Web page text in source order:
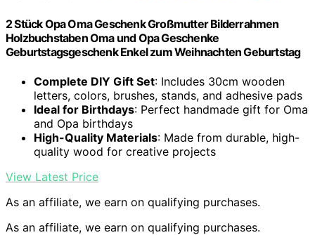
2 Stück Opa Oma Geschenk Großmutter Bilderrahmen
Holzbuchstaben Oma und Opa Geschenke
Geburtstagsgeschenk Enkel zum Weihnachten Geburtstag
Complete DIY Gift Set: Includes 30cm wooden
letters, colors, brushes, stands, and adhesive pads
Ideal for Birthdays: Perfect handmade gift for Oma
and Opa birthdays
High-Quality Materials: Made from durable, high-
quality wood for creative projects
View Latest Price
As an affiliate, we earn on qualifying purchases.
As an affiliate, we earn on qualifying purchases.